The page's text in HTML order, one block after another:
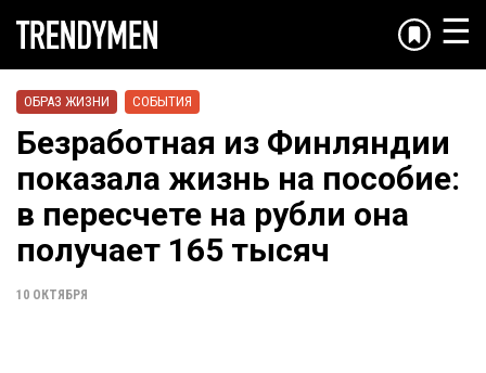
☰
ОБРАЗ ЖИЗНИ СОБЫТИЯ
Безработная из Финляндии
показала жизнь на пособие:
в пересчете на рубли она
получает 165 тысяч
10 ОКТЯБРЯ